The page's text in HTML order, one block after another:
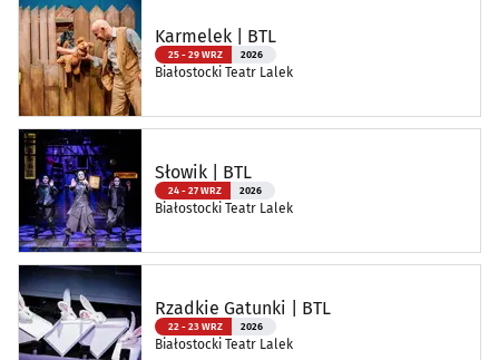
Karmelek | BTL
25 - 29 WRZ 2026
Białostocki Teatr Lalek
Słowik | BTL
24 - 27 WRZ 2026
Białostocki Teatr Lalek
Rzadkie Gatunki | BTL
22 - 23 WRZ 2026
Białostocki Teatr Lalek